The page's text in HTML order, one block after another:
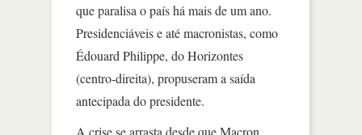
que paralisa o país há mais de um ano.
Presidenciáveis e até macronistas, como
Édouard Philippe, do Horizontes
(centro-direita), propuseram a saída
antecipada do presidente.
A crise se arrasta desde que Macron